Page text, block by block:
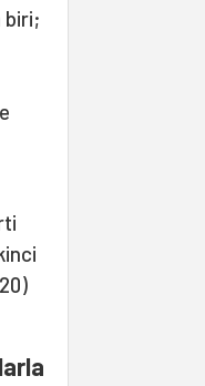
biri;